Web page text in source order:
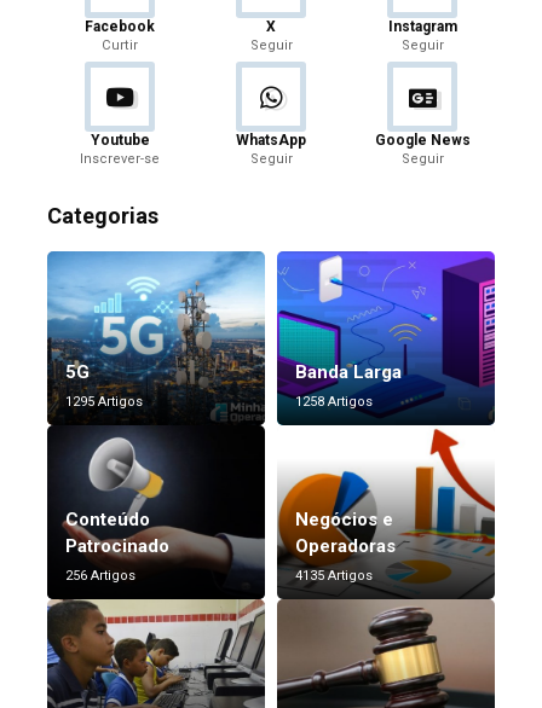
Facebook
Curtir
X
Seguir
Instagram
Seguir
Youtube
Inscrever-se
WhatsApp
Seguir
Google News
Seguir
Categorias
5G
1295 Artigos
Banda Larga
1258 Artigos
Conteúdo
Patrocinado
256 Artigos
Negócios e
Operadoras
4135 Artigos